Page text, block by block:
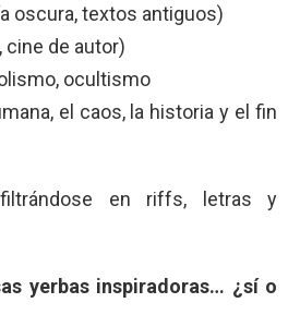
oscura, textos antiguos)
cine de autor)
ocultismo
el caos, la historia y el fin
en riffs, letras y
yerbas inspiradoras… ¿sí o